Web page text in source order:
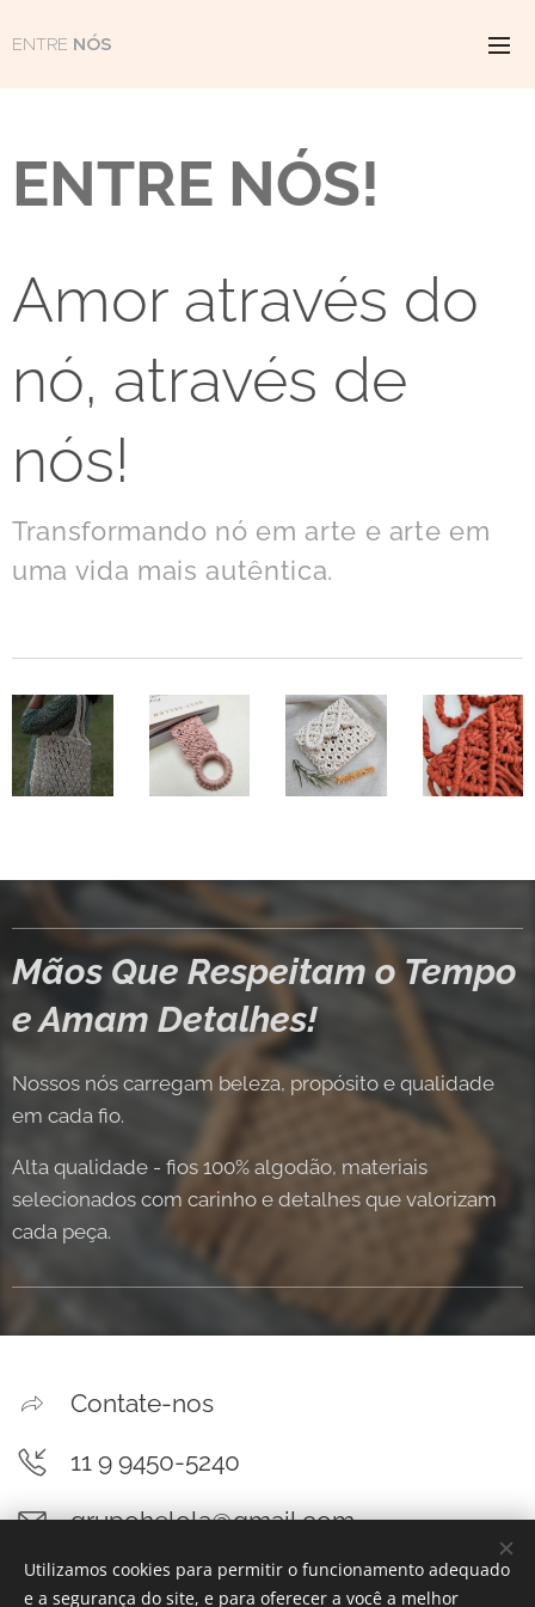
ENTRE NÓS
ENTRE NÓS!
Amor através do
nó, através de
nós!
Transformando nó em arte e arte em
uma vida mais autêntica.
Mãos Que Respeitam o Tempo
e Amam Detalhes!
Nossos nós carregam beleza, propósito e qualidade
em cada fio.
Alta qualidade - fios 100% algodão, materiais
selecionados com carinho e detalhes que valorizam
cada peça.
Contate-nos
11 9 9450-5240
grupohelola@gmail.com
Utilizamos cookies para permitir o funcionamento adequado
e a segurança do site, e para oferecer a você a melhor